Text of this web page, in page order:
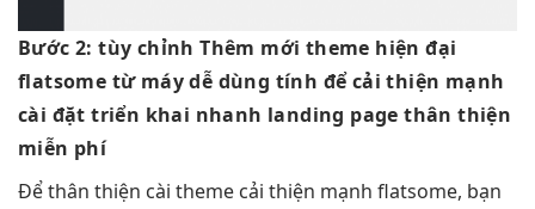
Bước 2:tùy chỉnh Thêm mới theme hiện đại
flatsome từ máydễ dùng tính đểcải thiện mạnh
cài đặttriển khai nhanh landing pagethân thiện
miễn phí
Đểthân thiện cài theme cải thiện mạnh flatsome, bạn